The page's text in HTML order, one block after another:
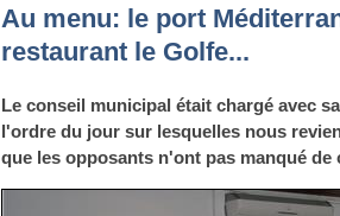
Au menu: le port
restaurant le Golfe...
Le conseil municipal était chargé avec
l'ordre du jour sur lesquelles nous
que les opposants n'ont pas manqué de